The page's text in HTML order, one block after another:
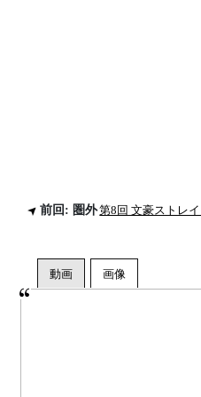
前回: 圏外第8回 文豪ストレ